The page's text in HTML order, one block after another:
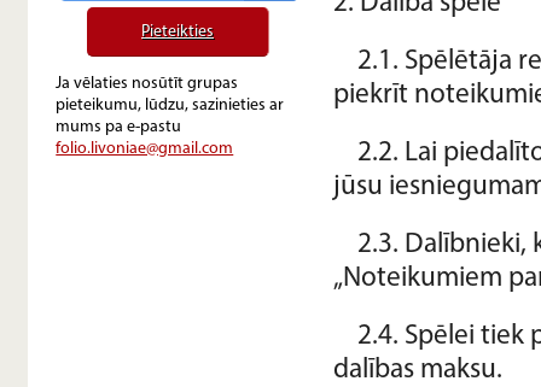
Pieteikties
Ja vēlaties nosūtīt grupas
pieteikumu, lūdzu, sazinieties ar
mums pa e-pastu
folio.livoniae@gmail.com
2.1. Spēlētāja
piekrīt
2.2. Lai
jūsu
2.3. Dalībnieki,
„Noteikumiem
2.4. Spēlei tiek
dalības maksu.